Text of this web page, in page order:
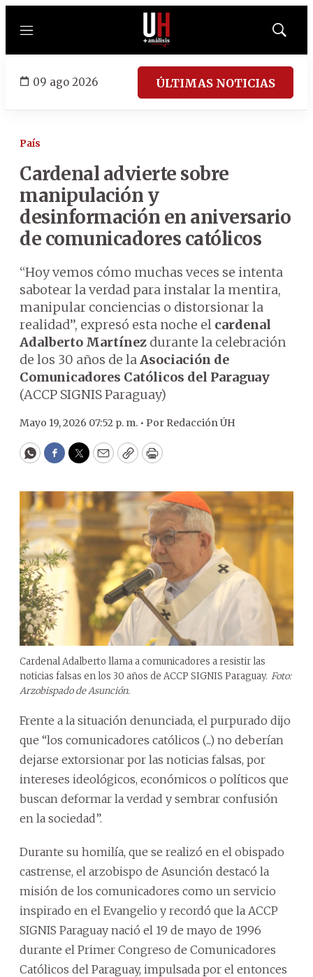
Menú
Mostrar
09 ago 2026 ÚLTIMAS NOTICIAS
País
Cardenal advierte sobre
manipulación y
desinformación en aniversario
de comunicadores católicos
“Hoy vemos cómo muchas veces se intenta
sabotear la verdad para instalar la mentira,
manipular conciencias o distorsionar la
realidad’’, expresó esta noche el cardenal
Adalberto Martínez durante la celebración
de los 30 años de laAsociación de
Comunicadores Católicos del Paraguay
(ACCP SIGNIS Paraguay)
Mayo 19, 2026 07:52 p. m. • Por Redacción ÚH
WhatsApp
Facebook
Twitter
EmailCopyPrint
Cardenal Adalberto llama a comunicadores a resistir las
noticias falsas en los 30 años de ACCP SIGNIS Paraguay. Foto:
Arzobispado de Asunción.
Frente a la situación denunciada, el purpurado dijo
que “los comunicadores católicos (...) no deberían
dejarse extorsionar por las noticias falsas, por
intereses ideológicos, económicos o políticos que
buscan deformar la verdad y sembrar confusión
en la sociedad”.
Durante su homilía, que se realizó en el obispado
castrense, el arzobispo de Asunción destacó la
misión de los comunicadores como un servicio
inspirado en el Evangelio y recordó que la ACCP
SIGNIS Paraguay nació el 19 de mayo de 1996
durante el Primer Congreso de Comunicadores
Católicos del Paraguay, impulsada por el entonces